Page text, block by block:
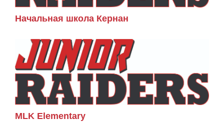
Начальная школа Кернан
MLK Elementary